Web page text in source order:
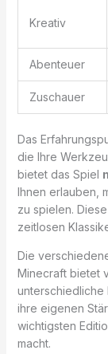
Kreativ
Abenteuer
Zuschauer
Das
die Ihre
bietet das Spiel
Ihnen erlauben,
zu spielen.
zeitlosen
Die
Minecraft bietet
unterschiedliche
ihre eigenen
wichtigsten
macht.